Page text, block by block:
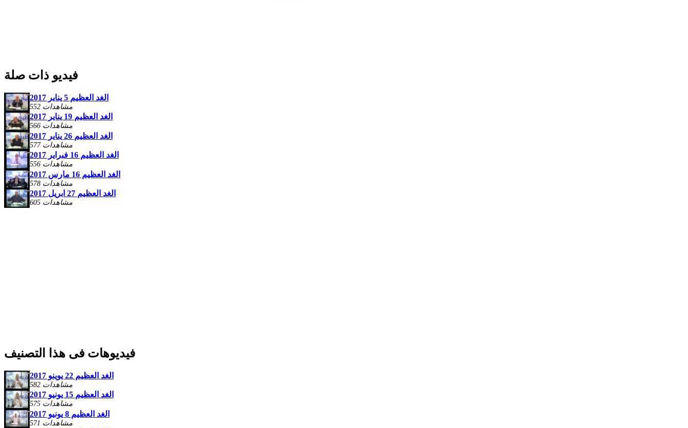
فيديو ذات صلة
الغد العظيم 5 يناير 2017
552 مشاهدات
الغد العظيم 19 يناير 2017
566 مشاهدات
الغد العظيم 26 يناير 2017
577 مشاهدات
الغد العظيم 16 فبراير 2017
556 مشاهدات
الغد العظيم 16 مارس 2017
578 مشاهدات
الغد العظيم 27 ابريل 2017
605 مشاهدات
فيديوهات فى هذا التصنيف
الغد العظيم 22 يوينو 2017
582 مشاهدات
الغد العظيم 15 يونيو 2017
575 مشاهدات
الغد العظيم 8 يونيو 2017
571 مشاهدات